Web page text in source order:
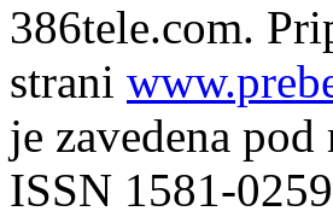
386tele.com.
strani
je zavedena
ISSN 1581-